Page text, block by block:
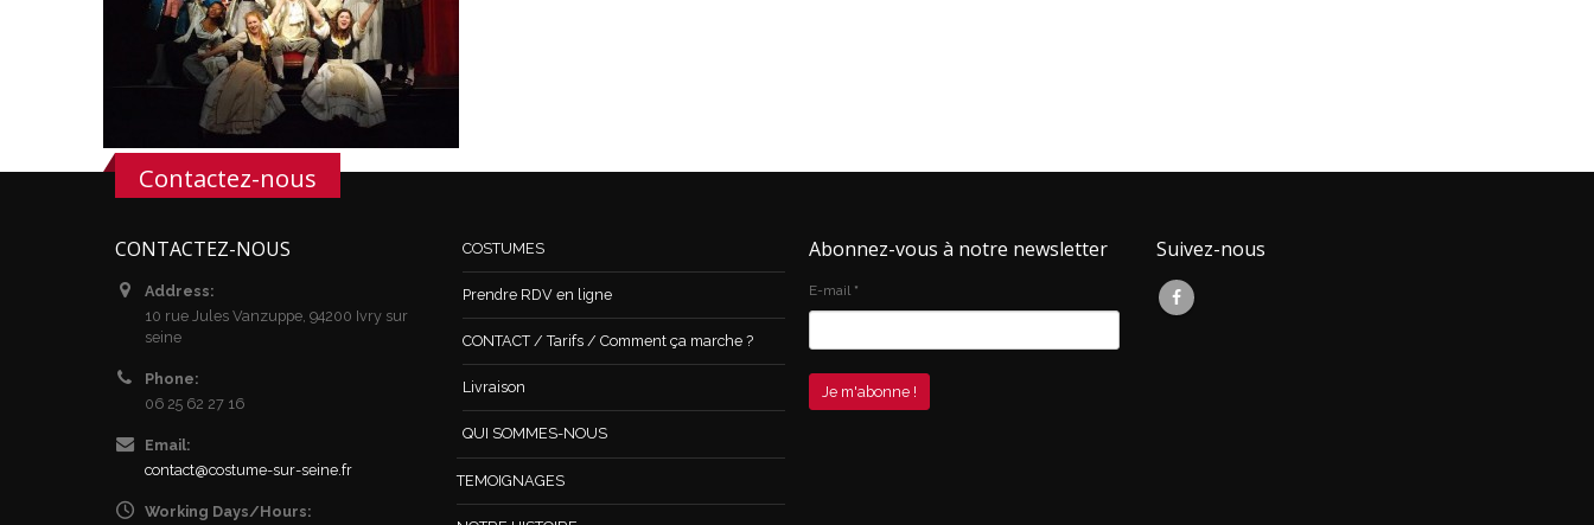
Contactez-nous
CONTACTEZ-NOUS
Address:
10 rue Jules Vanzuppe, 94200 Ivry sur
seine
Phone:
06 25 62 27 16
Email:
contact@costume-sur-seine.fr
Working Days/Hours:
COSTUMES
Prendre RDV en ligne
CONTACT / Tarifs / Comment ça marche ?
Livraison
QUI SOMMES-NOUS
TEMOIGNAGES
Abonnez-vous à notre newsletter
E-mail *
Suivez-nous